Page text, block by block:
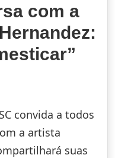
com a
convida a todos
a artista
suas